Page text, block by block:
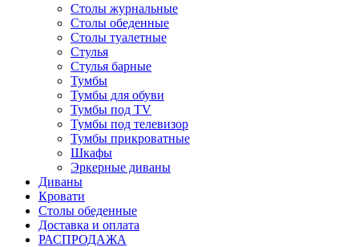
Столы журнальные
Столы обеденные
Столы туалетные
Стулья
Стулья барные
Тумбы
Тумбы для обуви
Тумбы под TV
Тумбы под телевизор
Тумбы прикроватные
Шкафы
Эркерные диваны
Диваны
Кровати
Столы обеденные
Доставка и оплата
РАСПРОДАЖА